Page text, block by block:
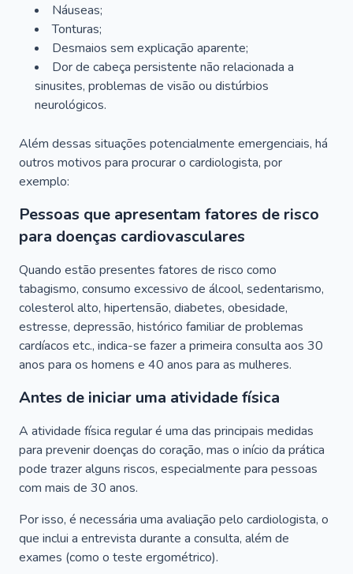
Náuseas;
Tonturas;
Desmaios sem explicação aparente;
Dor de cabeça persistente não relacionada a
sinusites, problemas de visão ou distúrbios
neurológicos.
Além dessas situações potencialmente emergenciais, há
outros motivos para procurar o cardiologista, por
exemplo:
Pessoas que apresentam fatores de risco
para doenças cardiovasculares
Quando estão presentes fatores de risco como
tabagismo, consumo excessivo de álcool, sedentarismo,
colesterol alto, hipertensão, diabetes, obesidade,
estresse, depressão, histórico familiar de problemas
cardíacos etc., indica-se fazer a primeira consulta aos 30
anos para os homens e 40 anos para as mulheres.
Antes de iniciar uma atividade física
A atividade física regular é uma das principais medidas
para prevenir doenças do coração, mas o início da prática
pode trazer alguns riscos, especialmente para pessoas
com mais de 30 anos.
Por isso, é necessária uma avaliação pelo cardiologista, o
que inclui a entrevista durante a consulta, além de
exames (como o teste ergométrico).